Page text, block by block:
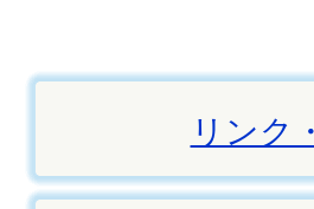
リンク